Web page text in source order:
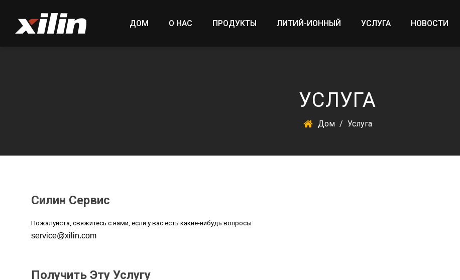
ДОМ О НАС ПРОДУКТЫ ЛИТИЙ-ИОННЫЙ УСЛУГА НОВОСТИ
УСЛУГА
Дом / Услуга
Силин Сервис
Пожалуйста, свяжитесь с нами, если у вас есть какие-нибудь вопросы
service@xilin.com
Получить Эту Услугу